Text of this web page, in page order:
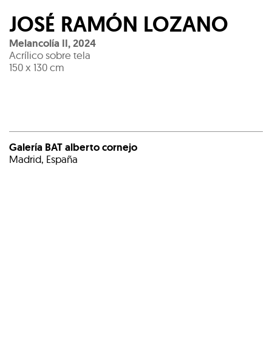
JOSÉ RAMÓN LOZANO
Melancolía II,2024
Acrílico sobre tela
150 x 130 cm
Galería BAT alberto cornejo
Madrid, España